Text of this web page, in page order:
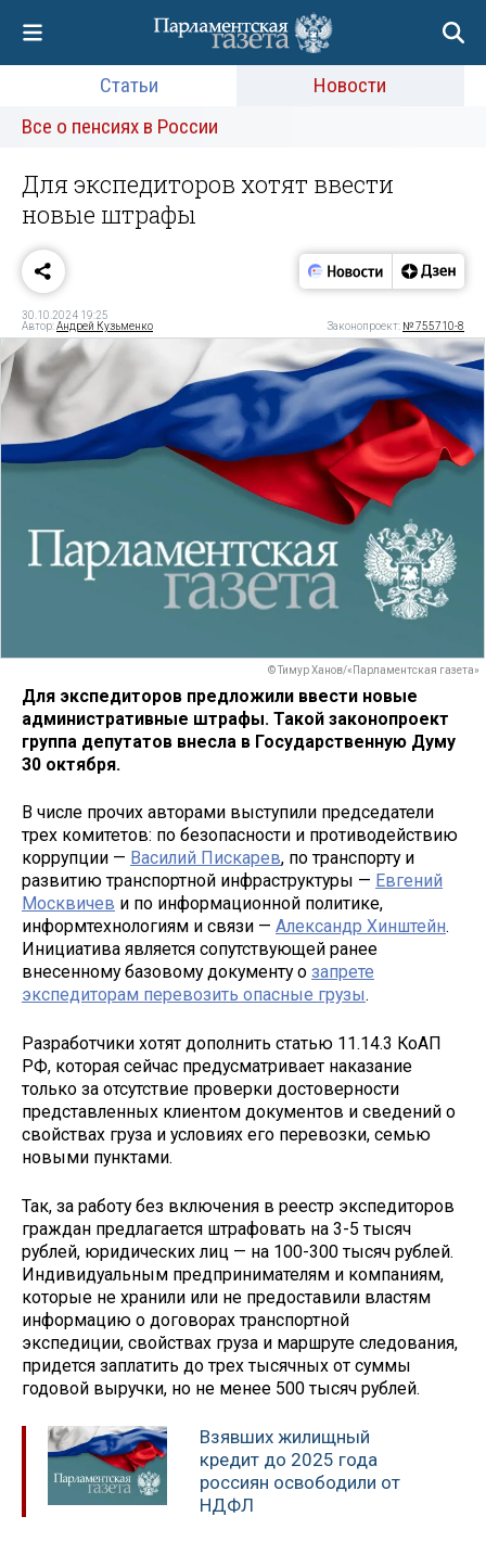
Статьи
Новости
Все о пенсиях в России
Для экспедиторов хотят ввести
новые штрафы
30.10.2024 19:25
Автор:Андрей Кузьменко Законопроект: № 755710-8
© Тимур Ханов/«Парламентская газета»
Для экспедиторов предложили ввести новые
административные штрафы. Такой законопроект
группа депутатов внесла в Государственную Думу
30 октября.
В числе прочих авторами выступили председатели
трех комитетов: по безопасности и противодействию
коррупции — Василий Пискарев, по транспорту и
развитию транспортной инфраструктуры — Евгений
Москвичев и по информационной политике,
информтехнологиям и связи — Александр Хинштейн.
Инициатива является сопутствующей ранее
внесенному базовому документу о запрете
экспедиторам перевозить опасные грузы.
Разработчики хотят дополнить статью 11.14.3 КоАП
РФ, которая сейчас предусматривает наказание
только за отсутствие проверки достоверности
представленных клиентом документов и сведений о
свойствах груза и условиях его перевозки, семью
новыми пунктами.
Так, за работу без включения в реестр экспедиторов
граждан предлагается штрафовать на 3-5 тысяч
рублей, юридических лиц — на 100-300 тысяч рублей.
Индивидуальным предпринимателям и компаниям,
которые не хранили или не предоставили властям
информацию о договорах транспортной
экспедиции, свойствах груза и маршруте следования,
придется заплатить до трех тысячных от суммы
годовой выручки, но не менее 500 тысяч рублей.
Взявших жилищный
кредит до 2025 года
россиян освободили от
НДФЛ